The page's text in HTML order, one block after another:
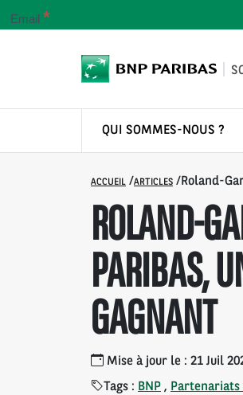
QUI SOMMES-NOUS ?
ACCUEIL /ARTICLES /Roland-
ROLAND-
PARIBAS,
GAGNANT
Mise à jour le : 21 Juil
Tags : BNP ,
Email *